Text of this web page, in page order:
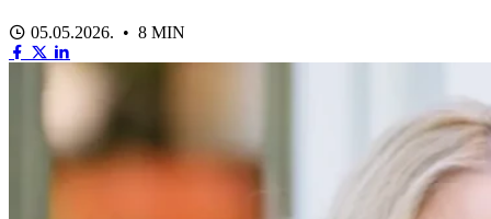
05.05.2026. • 8 MIN